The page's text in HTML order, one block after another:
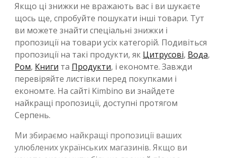
Якщо ці знижки не вражають вас і ви шукаєте
щось ще, спробуйте пошукати інші товари. Тут
ви можете знайти спеціальні знижки і
пропозиції на товари усіх категорій. Подивіться
пропозиції на такі продукти, як Цитрусові, Вода,
Ром, Книги та Продукти, і економте. Завжди
перевіряйте листівки перед покупками і
економте. На сайті Kimbino ви знайдете
найкращі пропозиції, доступні протягом
Серпень.
Ми збираємо найкращі пропозиції ваших
улюблених українських магазинів. Якщо ви